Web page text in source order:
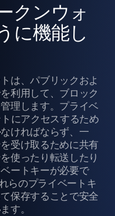
クンウォ
に機能し
は、パブリックおよ
利用して、ブロック
理します。プライベ
にアクセスするため
ければならず、一
受け取るために共有
使ったり転送したり
ートキーが必要で
らのプライベートキ
保存することで安全
す。